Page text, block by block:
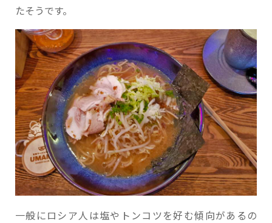
たそうです。
一般にロシア人は塩やトンコツを好む傾向があるの